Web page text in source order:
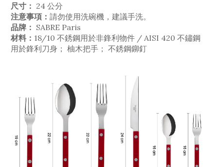
尺寸： 24 公分
注意事項： 請勿使用洗碗機，建議手洗。
品牌： SABRE Paris
材料： 18/10 不銹鋼用於非鋒利物件 / AISI 420 不鏽鋼
用於鋒利刀身； 柚木把手； 不銹鋼鉚釘